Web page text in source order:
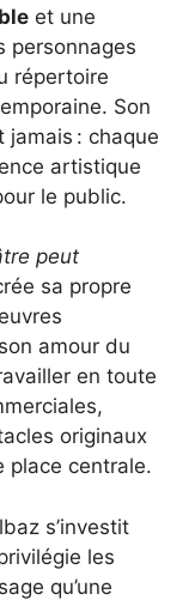
et une
personnages
répertoire
Son
: chaque
artistique
le public.
peut
sa propre
amour du
en toute
originaux
place centrale.
s’investit
les
qu’une